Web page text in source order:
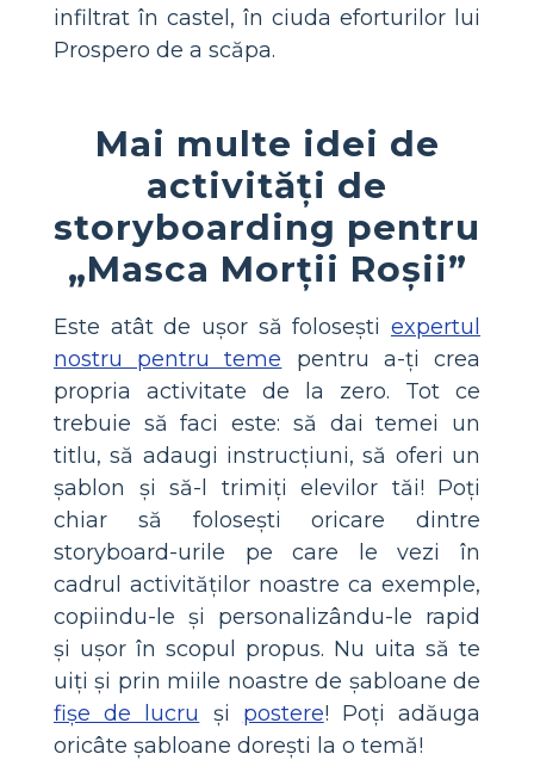
infiltrat în castel, în ciuda eforturilor lui
Prospero de a scăpa.
Mai multe idei de
activități de
storyboarding pentru
„Masca Morții Roșii”
Este atât de ușor să folosești expertul
nostru pentru teme pentru a-ți crea
propria activitate de la zero. Tot ce
trebuie să faci este: să dai temei un
titlu, să adaugi instrucțiuni, să oferi un
șablon și să-l trimiți elevilor tăi! Poți
chiar să folosești oricare dintre
storyboard-urile pe care le vezi în
cadrul activităților noastre ca exemple,
copiindu-le și personalizându-le rapid
și ușor în scopul propus. Nu uita să te
uiți și prin miile noastre de șabloane de
fișe de lucru
și postere! Poți adăuga
oricâte șabloane dorești la o temă!